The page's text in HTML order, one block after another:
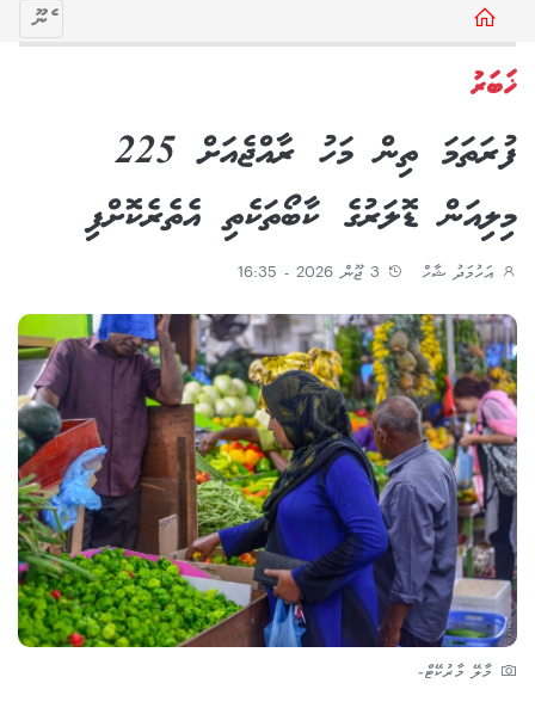
މެނޫ
ޚަބަރު
ފުރަތަމަ ތިން މަހު ރާއްޖެއަށް 225
މިލިއަން ޑޮލަރުގެ ކާބޯތަކެތި އެތެރެކޮށްފި
އަހުމަދު ޝާހް
މާލޭ މާރުކޭޓް-